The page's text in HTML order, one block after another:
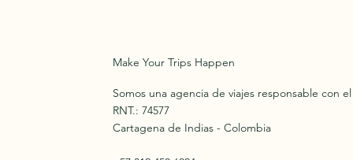
Make Your Trips Happen
Somos una agencia de viajes responsable con
RNT.: 74577
Cartagena de Indias - Colombia